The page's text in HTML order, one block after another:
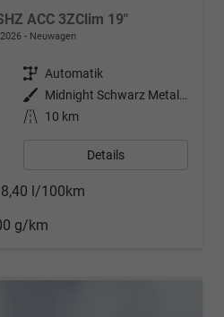
ACC 3ZClim 19"
Neuwagen
Getriebe Automatik
Außenfarbe
Midnight Schwarz Metallic
Kilometerstand 10 km
Details
8,40 l/100km
g/km